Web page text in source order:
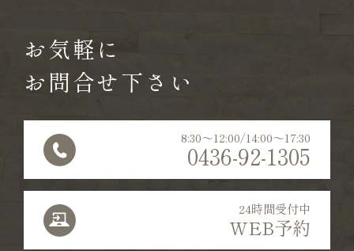
お気軽に
お問合せ下さい
8:30〜12:00/14:00〜17:30
0436-92-1305
24時間受付中
WEB予約